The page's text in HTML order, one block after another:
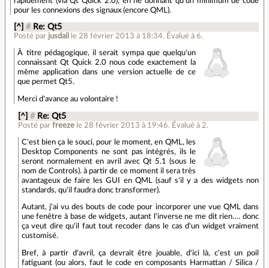
pour les connexions des signaux (encore QML).
[^] # Re: Qt5
Posté par jusdail le 28 février 2013 à 18:34. Évalué à6.
À titre pédagogique, il serait sympa que quelqu'un
connaissant Qt Quick 2.0 nous code exactement la
même application dans une version actuelle de ce
que permet Qt5.
Merci d'avance au volontaire !
[^] # Re: Qt5
Posté par freeze le 28 février 2013 à 19:46. Évalué à 2.
C'est bien ça le souci, pour le moment, en QML, les
Desktop Components ne sont pas intégrés, ils le
seront normalement en avril avec Qt 5.1 (sous le
nom de Controls). à partir de ce moment il sera très
avantageux de faire les GUI en QML (sauf s'il y a des widgets non
standards, qu'il faudra donc transformer).
Autant, j'ai vu des bouts de code pour incorporer une vue QML dans
une fenêtre à base de widgets, autant l'inverse ne me dit rien…. donc
ça veut dire qu'il faut tout recoder dans le cas d'un widget vraiment
customisé.
Bref, à partir d'avril, ça devrait être jouable, d'ici là, c'est un poil
fatiguant (ou alors, faut le code en composants Harmattan / Silica /